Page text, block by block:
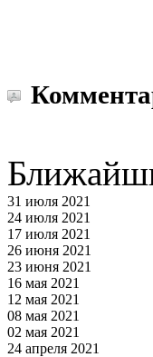
31 июля 2021
24 июля 2021
17 июля 2021
26 июня 2021
23 июня 2021
16 мая 2021
12 мая 2021
08 мая 2021
02 мая 2021
24 апреля 2021